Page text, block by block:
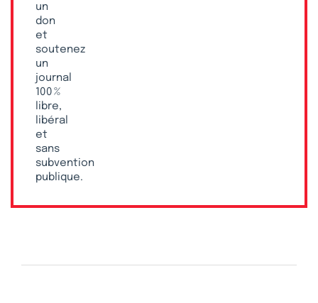
un
don
et
soutenez
un
journal
100 %
libre,
libéral
et
sans
subvention
publique.